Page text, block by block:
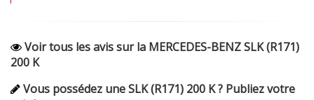
Voir tous les avis sur la MERCEDES-BENZ SLK (R171)
200 K
Vous possédez une SLK (R171) 200 K ? Publiez votre